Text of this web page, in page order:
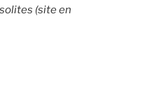
(site en